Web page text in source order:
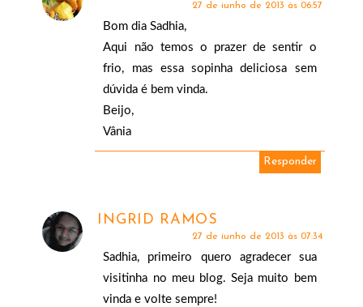
27 de junho de 2013 às 06:57
Bom dia Sadhia,
Aqui não temos o prazer de sentir o
frio, mas essa sopinha deliciosa sem
dúvida é bem vinda.
Beijo,
Vânia
Responder
INGRID RAMOS
27 de junho de 2013 às 07:34
Sadhia, primeiro quero agradecer sua
visitinha no meu blog. Seja muito bem
vinda e volte sempre!